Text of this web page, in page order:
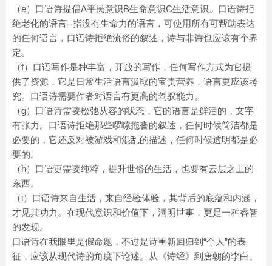
（e）口语诗提倡A平民意识B生命意识C生活意识。口语诗拒
绝老化的语言--指没有生命力的语言，可使用所有可帮助表达
的任何语言，口语诗拒绝流俗的叙述，诗与非诗也应该有个界
定。
（f）口语写作是种丰富，开放的写作，任何写作方式为它提
供了资源，它是日常生活语言汲取的宝贵营养，语言更应该考
究。口语诗需要作者对语言有更高的驾驭能力。
（g）口语诗需要松弛从容的状态，它的语言是鲜活的，文字
有张力。口语诗拒绝那些啰嗦拖沓的叙述，任何时候简洁都是
必要的，它还反对被游戏和混乱的描述，任何时候透明都是必
要的。
（h）口语更需要纯粹，提升世俗的生活，也要有云层之上的
东西。
（i）口语诗来自生活，来自经验体验，其背后的底蕴和内涵，
才见其功力。在现代意识和价值下，洞明世事，更是一种睿智
的发现。
口语诗在我眼里是假命题，不过是诗重新回归到“个人”的表
征，应该从现代诗的角度下论述。从《诗经》到唐朝的李白、